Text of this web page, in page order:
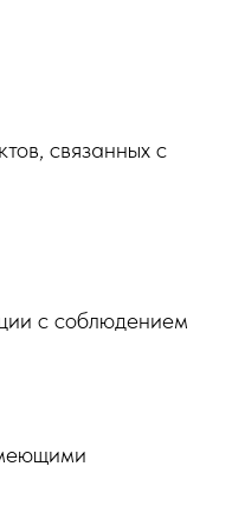
связанных с
с соблюдением